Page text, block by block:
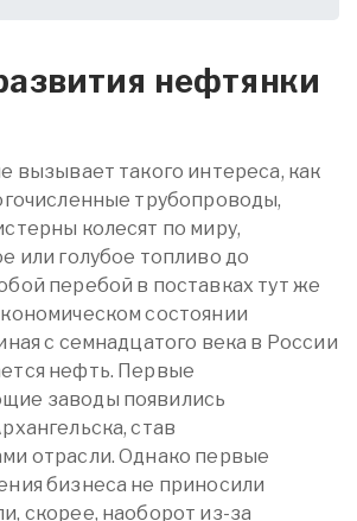
нефтянки
вызывает такого интереса, как
трубопроводы,
колесят по миру,
или голубое топливо до
перебой в поставках тут же
состоянии
с семнадцатого века в России
нефть. Первые
заводы появились
став
отрасли. Однако первые
бизнеса не приносили
скорее, наоборот из-за